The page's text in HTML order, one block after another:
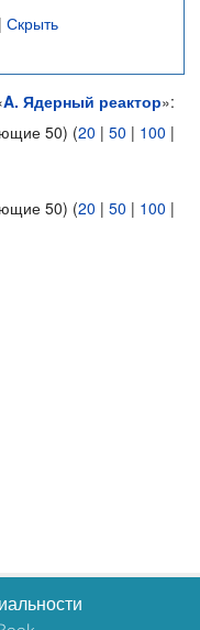
Скрыть
A. Ядерный реактор»:
50) (20 | 50 | 100 |
50) (20 | 50 | 100 |